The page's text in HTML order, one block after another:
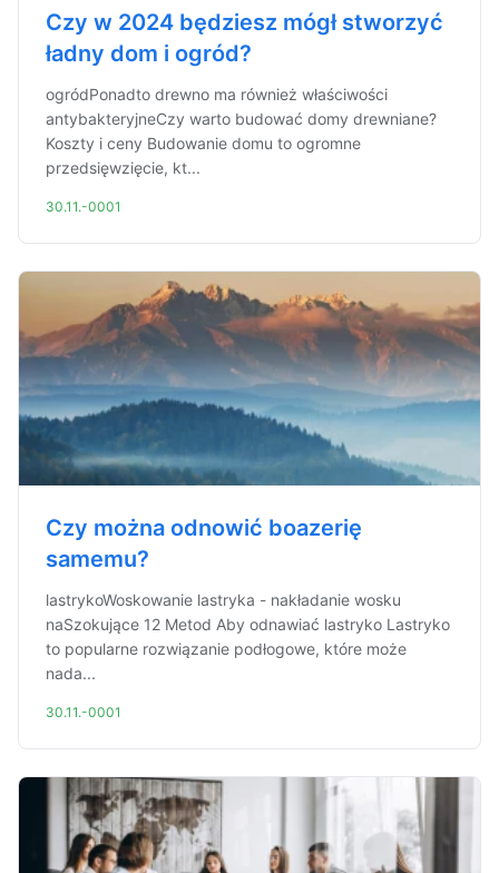
Czy w 2024 będziesz mógł stworzyć
ładny dom i ogród?
ogródPonadto drewno ma również właściwości
antybakteryjneCzy warto budować domy drewniane?
Koszty i ceny Budowanie domu to ogromne
przedsięwzięcie, kt...
30.11.-0001
Czy można odnowić boazerię
samemu?
lastrykoWoskowanie lastryka - nakładanie wosku
naSzokujące 12 Metod Aby odnawiać lastryko Lastryko
to popularne rozwiązanie podłogowe, które może
nada...
30.11.-0001